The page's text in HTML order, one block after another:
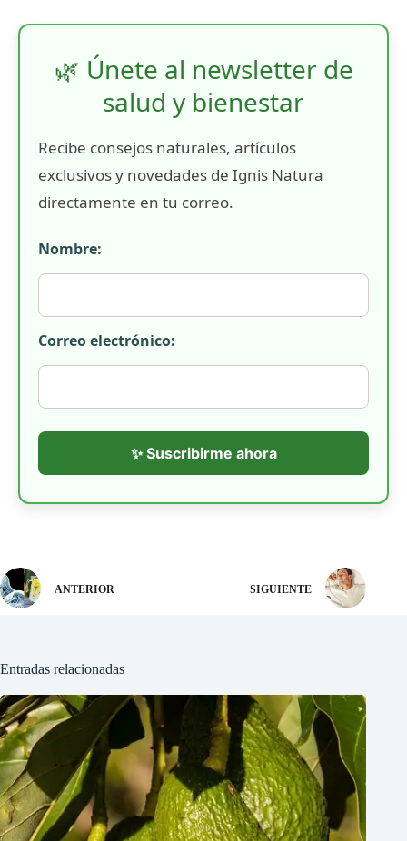
🌿 Únete al newsletter de
salud y bienestar
Recibe consejos naturales, artículos
exclusivos y novedades de Ignis Natura
directamente en tu correo.
Nombre:
Correo electrónico:
✨ Suscribirme ahora
ANTERIOR SIGUIENTE
Entradas relacionadas